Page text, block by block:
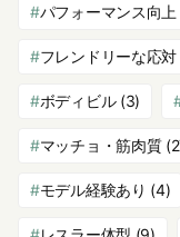
パフォーマンス向上
フレンドリーな応対
ボディビル(3)
マッチョ・筋肉質
モデル経験あり (4)